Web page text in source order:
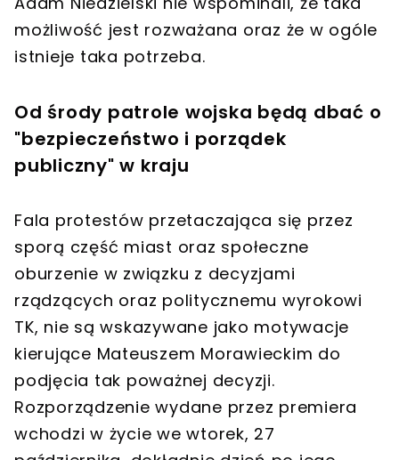
możliwość jest rozważana oraz że w ogóle
istnieje taka potrzeba.
Od środy patrole wojska będą dbać o
"bezpieczeństwo i porządek
publiczny" w kraju
Fala protestów przetaczająca się przez
sporą część miast oraz społeczne
oburzenie w związku z decyzjami
rządzących oraz politycznemu wyrokowi
TK, nie są wskazywane jako motywacje
kierujące Mateuszem Morawieckim do
podjęcia tak poważnej decyzji.
Rozporządzenie wydane przez premiera
wchodzi w życie we wtorek, 27